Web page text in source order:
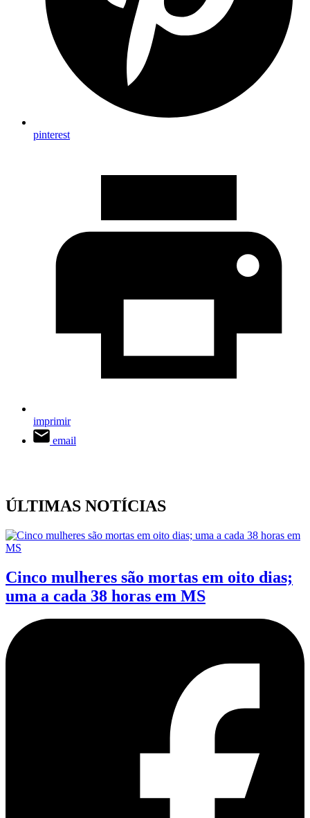
pinterest
imprimir
email
ÚLTIMAS NOTÍCIAS
Cinco mulheres são mortas em oito dias;
uma a cada 38 horas em MS